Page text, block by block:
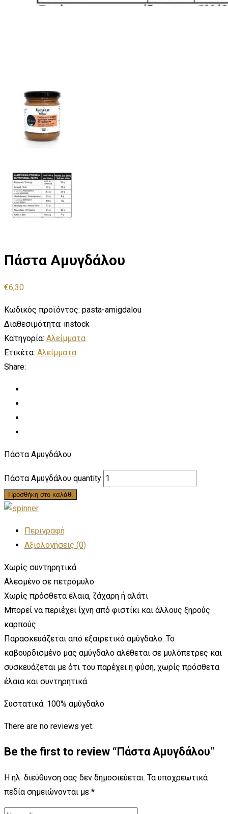
Πάστα Αμυγδάλου
€6,30
Κωδικός προϊόντος: pasta-amigdalou
Διαθεσιμότητα: instock
Κατηγορία: Αλείμματα
Ετικέτα: Αλείμματα
Share:
Πάστα Αμυγδάλου
Πάστα Αμυγδάλου quantity
Προσθήκη στο καλάθι
Περιγραφή
Αξιολογήσεις (0)
Χωρίς συντηρητικά
Αλεσμένο σε πετρόμυλο
Χωρίς πρόσθετα έλαια, ζάχαρη ή αλάτι
Μπορεί να περιέχει ίχνη από φιστίκι και άλλους ξηρούς
καρπούς
Παρασκευάζεται από εξαιρετικό αμύγδαλο. Το
καβουρδισμένο μας αμύγδαλο αλέθεται σε μυλόπετρες και
συσκευάζεται με ότι του παρέχει η φύση, χωρίς πρόσθετα
έλαια και συντηρητικά.
Συστατικά: 100% αμύγδαλο
There are no reviews yet.
Be the first to review “Πάστα Αμυγδάλου”
Η ηλ. διεύθυνση σας δεν δημοσιεύεται. Τα υποχρεωτικά
πεδία σημειώνονται με *